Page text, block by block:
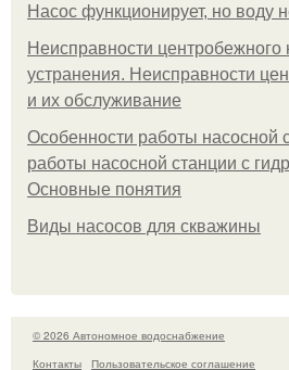
Насос функционирует, но воду
Неисправности центробежного
устранения. Неисправности
и их обслуживание
Особенности работы насосной
работы насосной станции с
Основные понятия
Виды насосов для скважины
© 2026 Автономное водоснабжение
Контакты
Пользовательское соглашение